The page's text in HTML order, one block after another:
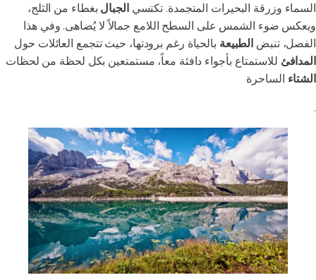
السماء وزرقة البحيرات المتجمدة. تكتسي الجبال بغطاء من الثلج،
ويعكس ضوء الشمس على السطح اللامع جمالاً لا يُضاهى. وفي هذا
الفصل، تنبض الطبيعة بالحياة رغم برودتها، حيث تتجمع العائلات حول
المدافئ للاستمتاع بأجواء دافئة معاً، مستمتعين بكل لحظة من لحظات
الشتاء الساحرة
.